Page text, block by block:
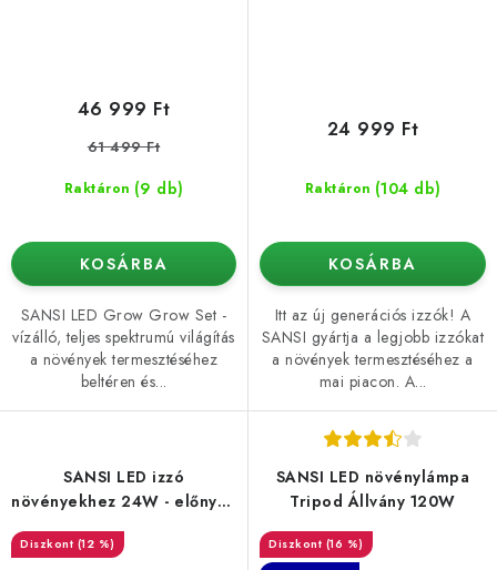
Raktáron (9 db)
46 999 Ft
61 499 Ft
KOSÁRBA
SANSI LED Grow Grow Set -
vízálló, teljes spektrumú világítás
a növények termesztéséhez
beltéren és...
Raktáron (104 db)
24 999 Ft
KOSÁRBA
Itt az új generációs izzók! A
SANSI gyártja a legjobb izzókat
a növények termesztéséhez a
mai piacon. A...
SANSI LED izzó
növényekhez 24W - előnyös
2 db-os készlet
(12 %)
SANSI LED növénylámpa
Tripod Állvány 120W
(16 %)